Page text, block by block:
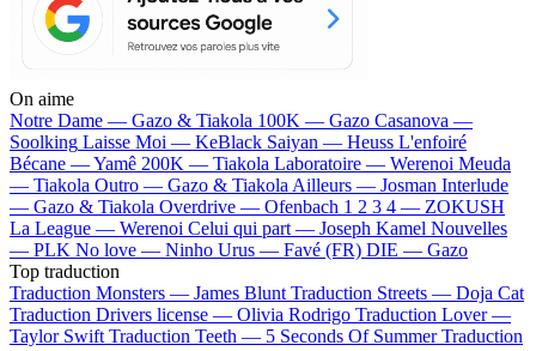
On aime
Notre Dame — Gazo & Tiakola 100K — Gazo Casanova —
Soolking Laisse Moi — KeBlack Saiyan — Heuss L'enfoiré
Bécane —Yamê 200K — Tiakola Laboratoire — Werenoi Meuda
— Tiakola Outro — Gazo & Tiakola Ailleurs — Josman Interlude
— Gazo & Tiakola Overdrive — Ofenbach 1 2 3 4 — ZOKUSH
La League — Werenoi Celui qui part — Joseph Kamel Nouvelles
— PLK No love — Ninho Urus — Favé (FR) DIE — Gazo
Top traduction
Traduction Monsters — James Blunt Traduction Streets — Doja Cat
Traduction Drivers license — Olivia Rodrigo Traduction Lover —
Taylor Swift Traduction Teeth — 5 Seconds Of Summer Traduction